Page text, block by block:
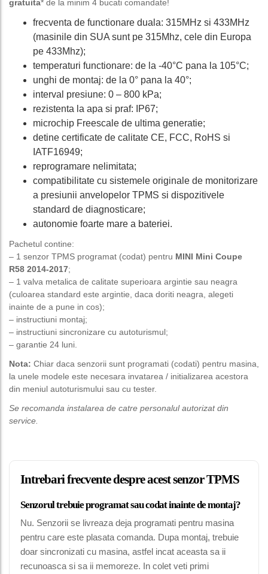
gratuita* de la minim 4 bucati comandate!
frecventa de functionare duala: 315MHz si 433MHz
(masinile din SUA sunt pe 315Mhz, cele din Europa
pe 433Mhz);
temperaturi functionare: de la -40°C pana la 105°C;
unghi de montaj: de la 0° pana la 40°;
interval presiune: 0 – 800 kPa;
rezistenta la apa si praf: IP67;
microchip Freescale de ultima generatie;
detine certificate de calitate CE, FCC, RoHS si
IATF16949;
reprogramare nelimitata;
compatibilitate cu sistemele originale de monitorizare
a presiunii anvelopelor TPMS si dispozitivele
standard de diagnosticare;
autonomie foarte mare a bateriei.
Pachetul contine:
– 1 senzor TPMS programat (codat) pentru MINI Mini Coupe
R58 2014-2017;
– 1 valva metalica de calitate superioara argintie sau neagra
(culoarea standard este argintie, daca doriti neagra, alegeti
inainte de a pune in cos);
– instructiuni montaj;
– instructiuni sincronizare cu autoturismul;
– garantie 24 luni.
Nota: Chiar daca senzorii sunt programati (codati) pentru masina,
la unele modele este necesara invatarea / initializarea acestora
din meniul autoturismului sau cu tester.
Se recomanda instalarea de catre personalul autorizat din
service.
Intrebari frecvente despre acest senzor TPMS
Senzorul trebuie programat sau codat inainte de montaj?
Nu. Senzorii se livreaza deja programati pentru masina
pentru care este plasata comanda. Dupa montaj, trebuie
doar sincronizati cu masina, astfel incat aceasta sa ii
recunoasca si sa ii memoreze. In colet veti primi